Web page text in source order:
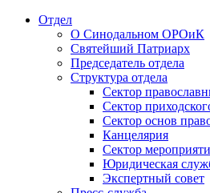
Отдел
О Синодальном ОРОиК
Святейший Патриарх
Председатель отдела
Структура отдела
Сектор
Сектор
Сектор основ
Канцелярия
Сектор
Юридическая
Экспертный совет